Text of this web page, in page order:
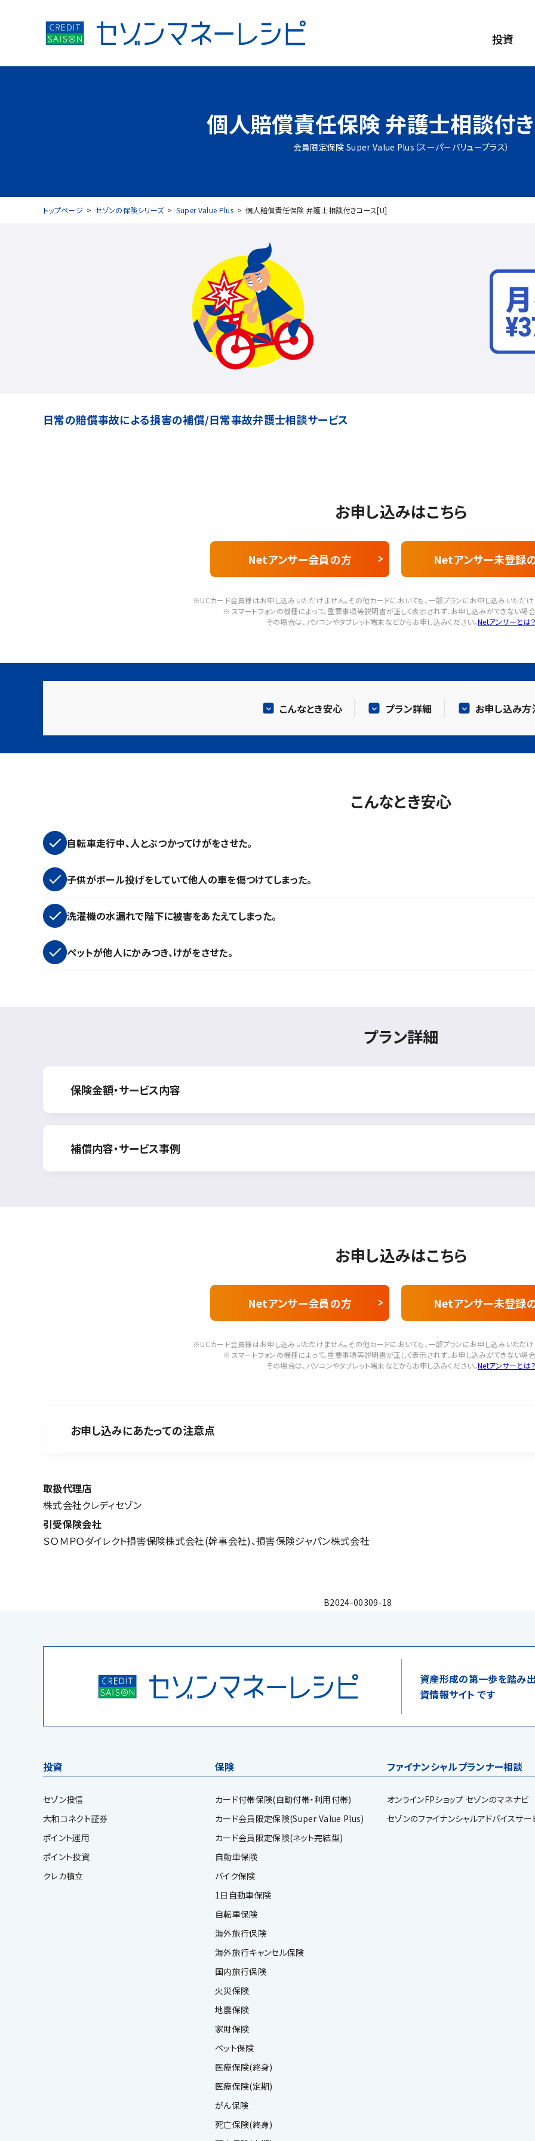
投資
個人賠償責任保険弁護士相談付
会員限定保険 Super Value Plus （スーパーバリュープラス）
トップページ セゾンの保険シリーズ Super Value Plus 個人賠償責任保険 弁護士相談付きコース[U]
日常の賠償事故による損害の補償/日常事故弁護士相談サービス
お申し込みはこちら
Netアンサー会員の方 Netアンサー未登録
※UCカード会員様はお申し込みいただけません。その他カードにおいても、一部プランにお申し込みいただけ
※ スマートフォンの機種によって、重要事項等説明書が正しく表示されず、お申し込みができない場
その場合は、パソコンやタブレット端末などからお申し込みください。Netアンサーとは
こんなとき安心 プラン詳細 お申し込み方
こんなとき安心
自転車走行中、人とぶつかってけがをさせた。
子供がボール投げをしていて他人の車を傷つけてしまった。
洗濯機の水漏れで階下に被害をあたえてしまった。
ペットが他人にかみつき、けがをさせた。
プラン詳細
保険金額・サービス内容
補償内容・サービス事例
お申し込みはこちら
Netアンサー会員の方 Netアンサー未登録
※UCカード会員様はお申し込みいただけません。その他カードにおいても、一部プランにお申し込みいただけ
※ スマートフォンの機種によって、重要事項等説明書が正しく表示されず、お申し込みができない場
その場合は、パソコンやタブレット端末などからお申し込みください。Netアンサーとは
お申し込みにあたっての注意点
取扱代理店
株式会社クレディセゾン
引受保険会社
ＳＯＭＰＯダイレクト損害保険株式会社(幹事会社)、損害保険ジャパン株式会社
B2024-00309-18
資産形成の第一歩を踏み
資情報サイト です
投資
セゾン投信
大和コネクト証券
ポイント運用
ポイント投資
クレカ積立
保険
カード付帯保険(自動付帯・利用付帯)
カード会員限定保険(Super Value Plus)
カード会員限定保険(ネット完結型)
自動車保険
バイク保険
1日自動車保険
自転車保険
海外旅行保険
海外旅行キャンセル保険
国内旅行保険
火災保険
地震保険
家財保険
ペット保険
医療保険(終身)
医療保険(定期)
がん保険
死亡保険(終身)
ファイナンシャルプランナー相談
オンラインFPショップ セゾンのマネナビ
セゾンのファイナンシャルアドバイスサー